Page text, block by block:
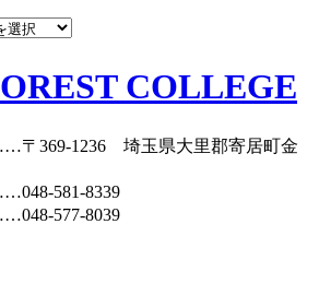
COLLEGE
〒369-1236 埼玉県大里郡寄居町金
048-581-8339
577-8039